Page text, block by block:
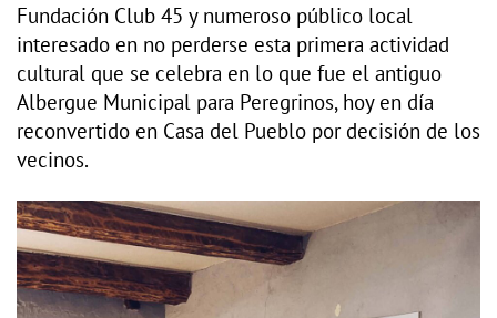
Fundación Club 45 y numeroso público local
interesado en no perderse esta primera actividad
cultural que se celebra en lo que fue el antiguo
Albergue Municipal para Peregrinos, hoy en día
reconvertido en Casa del Pueblo por decisión de los
vecinos.